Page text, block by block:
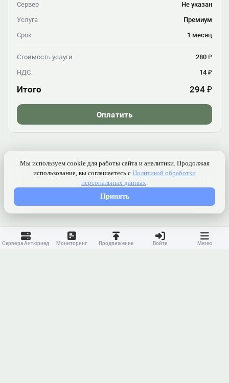
Сервер
Не указан
Услуга
Премиум
Срок
1 месяц
Стоимость услуги
280 ₽
НДС
14 ₽
Итого 294 ₽
Оплатить
Сервера Антюрнед Мониторинг Продвижение Войти Меню